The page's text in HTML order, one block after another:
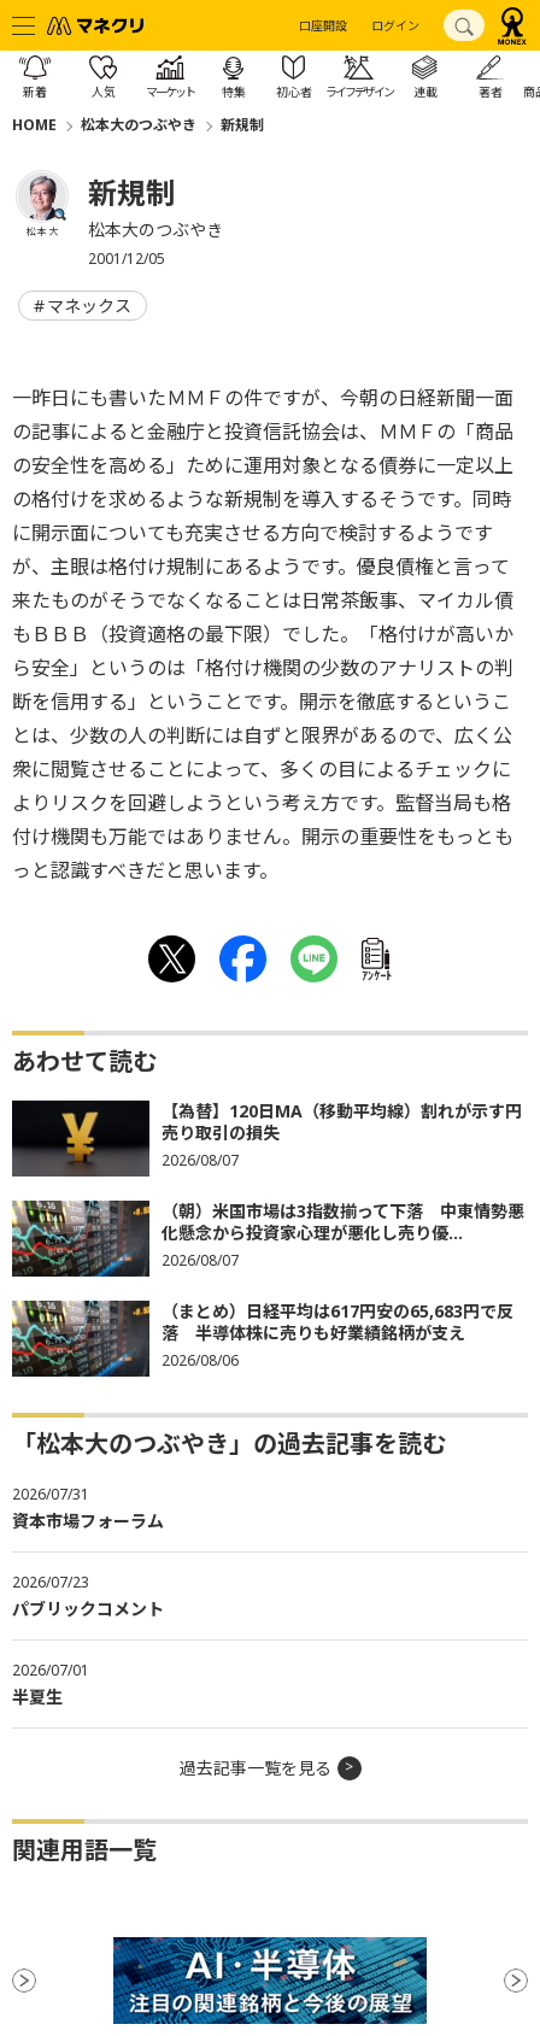
口座開設 ログイン
新着 人気 マーケット 特集 初心者 ライフデザイン 連載 著者 商
HOME 松本大のつぶやき 新規制
松本 大
新規制
松本大のつぶやき
2001/12/05
マネックス
一昨日にも書いたＭＭＦの件ですが、今朝の日経新聞一面
の記事によると金融庁と投資信託協会は、ＭＭＦの「商品
の安全性を高める」ために運用対象となる債券に一定以上
の格付けを求めるような新規制を導入するそうです。同時
に開示面についても充実させる方向で検討するようです
が、主眼は格付け規制にあるようです。優良債権と言って
来たものがそうでなくなることは日常茶飯事、マイカル債
もＢＢＢ（投資適格の最下限）でした。「格付けが高いか
ら安全」というのは「格付け機関の少数のアナリストの判
断を信用する」ということです。開示を徹底するというこ
とは、少数の人の判断には自ずと限界があるので、広く公
衆に閲覧させることによって、多くの目によるチェックに
よりリスクを回避しようという考え方です。監督当局も格
付け機関も万能ではありません。開示の重要性をもっとも
っと認識すべきだと思います。
ｱﾝｹｰﾄ
あわせて読む
【為替】120日MA（移動平均線）割れが示す円
売り取引の損失
2026/08/07
（朝）米国市場は3指数揃って下落 中東情勢悪
化懸念から投資家心理が悪化し売り優...
2026/08/07
（まとめ）日経平均は617円安の65,683円で反
落 半導体株に売りも好業績銘柄が支え
2026/08/06
「松本大のつぶやき」の過去記事を読む
2026/07/31
資本市場フォーラム
2026/07/23
パブリックコメント
2026/07/01
半夏生
過去記事一覧を見る
関連用語一覧